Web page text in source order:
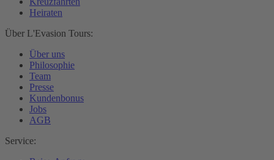
Heiraten
Über L'Evasion Tours:
Über uns
Philosophie
Team
Presse
Kundenbonus
Jobs
AGB
Service: